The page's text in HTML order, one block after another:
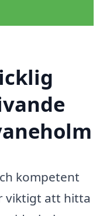
kompetent
viktigt att hitta